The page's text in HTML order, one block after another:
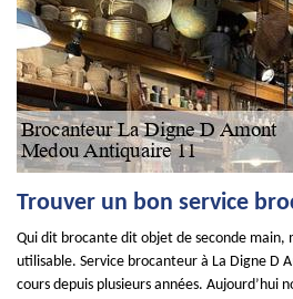
Trouver un bon service
Qui dit brocante dit objet de seconde main,
utilisable. Service brocanteur à La Digne D
cours depuis plusieurs années. Aujourd’hui